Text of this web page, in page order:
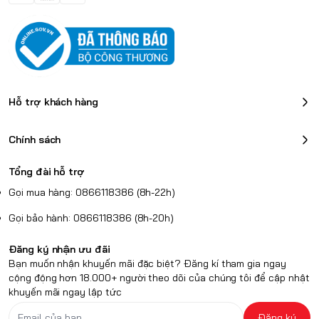
Tích hợp hiệu ứng ánh sáng RGB đẹp mắt.
Pin và hiệu suất
Hỗ trợ khách hàng
Chính sách
Tổng đài hỗ trợ
Gọi mua hàng: 0866118386 (8h-22h)
Gọi bảo hành: 0866118386 (8h-20h)
Đăng ký nhận ưu đãi
Bạn muốn nhận khuyến mãi đặc biệt? Đăng kí tham gia ngay
cộng động hơn 18.000+ người theo dõi của chúng tôi để cập nhật
khuyến mãi ngay lập tức